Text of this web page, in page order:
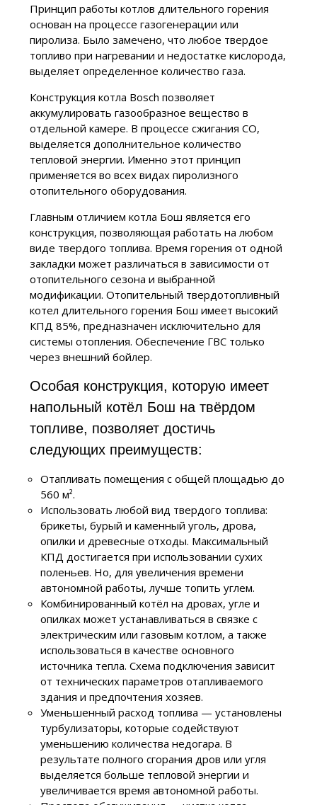
Принцип работы котлов длительного горения
основан на процессе газогенерации или
пиролиза. Было замечено, что любое твердое
топливо при нагревании и недостатке кислорода,
выделяет определенное количество газа.
Конструкция котла Bosch позволяет
аккумулировать газообразное вещество в
отдельной камере. В процессе сжигания CO,
выделяется дополнительное количество
тепловой энергии. Именно этот принцип
применяется во всех видах пиролизного
отопительного оборудования.
Главным отличием котла Бош является его
конструкция, позволяющая работать на любом
виде твердого топлива. Время горения от одной
закладки может различаться в зависимости от
отопительного сезона и выбранной
модификации. Отопительный твердотопливный
котел длительного горения Бош имеет высокий
КПД 85%, предназначен исключительно для
системы отопления. Обеспечение ГВС только
через внешний бойлер.
Особая конструкция, которую имеет
напольный котёл Бош на твёрдом
топливе, позволяет достичь
следующих преимуществ:
Отапливать помещения с общей площадью до
560 м².
Использовать любой вид твердого топлива:
брикеты, бурый и каменный уголь, дрова,
опилки и древесные отходы. Максимальный
КПД достигается при использовании сухих
поленьев. Но, для увеличения времени
автономной работы, лучше топить углем.
Комбинированный котёл на дровах, угле и
опилках может устанавливаться в связке с
электрическим или газовым котлом, а также
использоваться в качестве основного
источника тепла. Схема подключения зависит
от технических параметров отапливаемого
здания и предпочтения хозяев.
Уменьшенный расход топлива — установлены
турбулизаторы, которые содействуют
уменьшению количества недогара. В
результате полного сгорания дров или угля
выделяется больше тепловой энергии и
увеличивается время автономной работы.